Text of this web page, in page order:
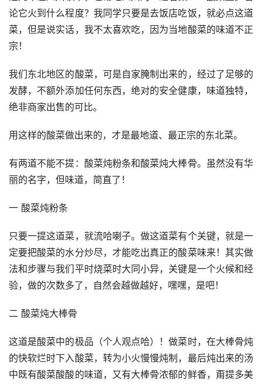
论它火到什么程度？我同学只要是去饭店吃饭，就必点这道
菜，但是说实话，我不太喜欢吃，因为当地酸菜的味道不正
宗！
我们东北地区的酸菜，可是自家腌制出来的，经过了足够的
发酵，不额外添加任何东西，绝对的安全健康，味道独特，
绝非商家出售的可比。
用这样的酸菜做出来的，才是最地道、最正宗的东北菜。
有两道不能不提：酸菜炖粉条和酸菜炖大棒骨。虽然没有华
丽的名字，但味道，简直了！
一 酸菜炖粉条
只要一提这道菜，就流哈喇子。做这道菜有个关键，就是一
定要把酸菜的水分炒尽，才能吃出真正的酸菜味来！其实做
法和步骤与我们平时烧菜时大同小异，关键是一个火候和经
验，做的次数多了，自然会越做越好，嘿嘿，是吧！
二 酸菜炖大棒骨
这道是酸菜中的极品（个人观点哈）！做菜时，在大棒骨炖
的快软烂时下入酸菜，转为小火慢慢炖制，最后炖出来的汤
中既有酸菜酸酸的味道，又有大棒骨浓郁的鲜香，甭提多美